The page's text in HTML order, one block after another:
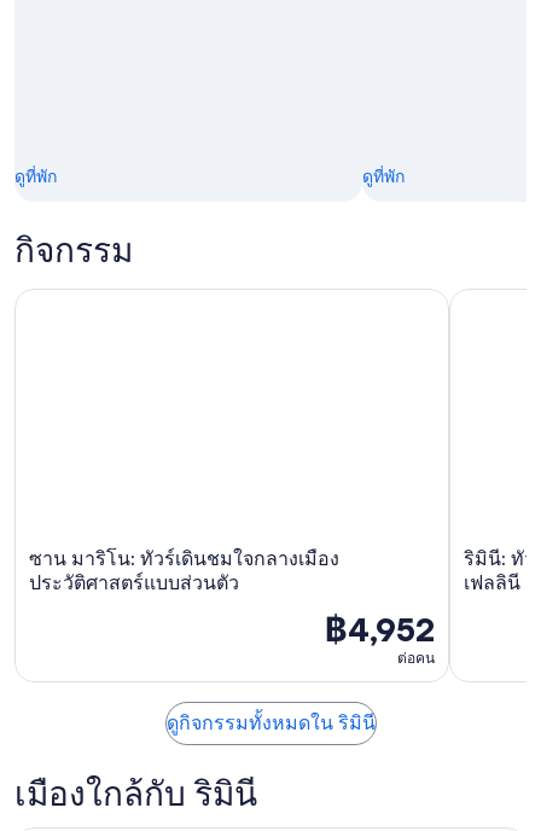
ดูที่พัก ดูที่พัก
กิจกรรม
ซาน มาริโน: ทัวร์เดินชมใจกลางเมือง
ประวัติศาสตร์แบบส่วนตัว
฿4,952
ต่อคน
ซาน มาริโน: ทัวร์เดินชมใจกลางเมืองประวัติศาสตร์แบบส่วนตัว
ริมินี: ทั
เฟลลินี
ริมินี: ทัวร์
ดูกิจกรรมทั้งหมดใน ริมินี
เมืองใกล้กับ ริมินี